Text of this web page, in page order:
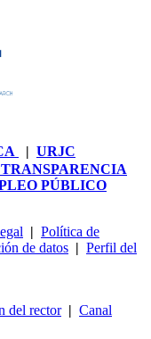
| URJC
PÚBLICO
| Política de
de datos | Perfil del
del rector| Canal